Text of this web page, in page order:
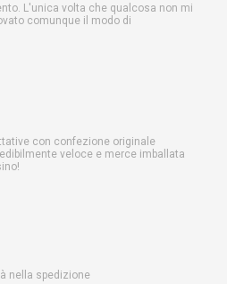
L'unica volta che qualcosa non mi
comunque il modo di
con confezione originale
veloce e merce imballata
nella spedizione